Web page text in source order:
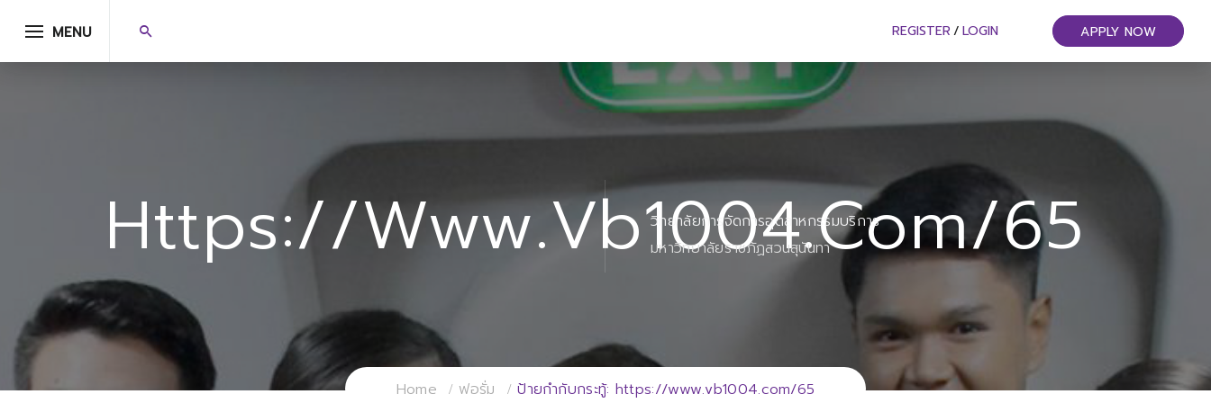
MENU REGISTER / LOGIN APPLY NOW
Https://www.vb1004.com/65
วิทยาลัยการจัดการอุตสาหกรรมบริการ
มหาวิทยาลัยราชภัฏสวนสุนันทา
Home ฟอรั่ม ป้ายกำกับกระทู้: https://www.vb1004.com/65